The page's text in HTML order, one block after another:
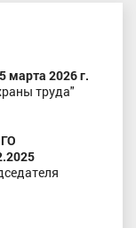
марта 2026 г.
труда"